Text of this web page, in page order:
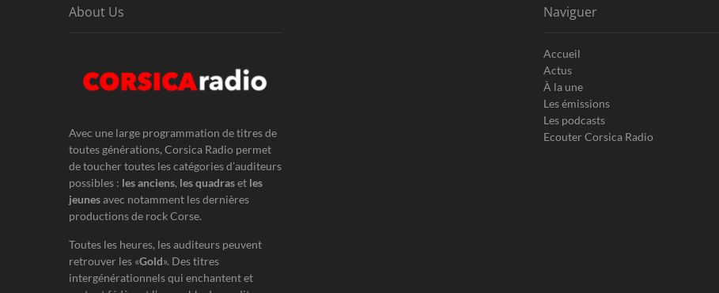
About Us
Avec une large programmation de titres de
toutes générations, Corsica Radio permet
de toucher toutes les catégories d’auditeurs
possibles : les anciens, les quadraset les
jeunesavec notamment les dernières
productions de rock Corse.
Toutes les heures, les auditeurs peuvent
retrouver les «Gold». Des titres
intergénérationnels qui enchantent et
Naviguer
Accueil
Actus
À la une
Les émissions
Les podcasts
Ecouter Corsica Radio